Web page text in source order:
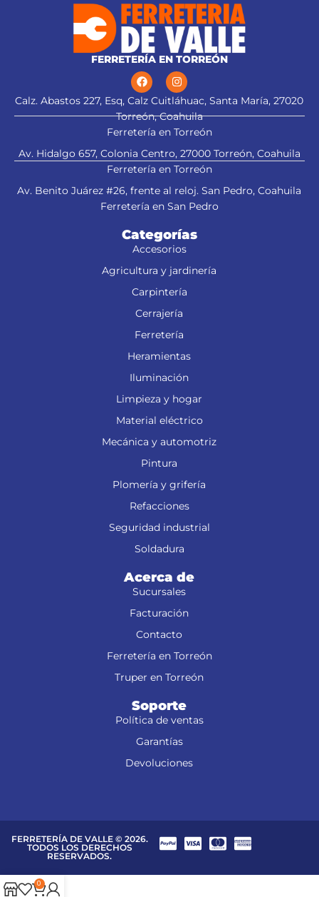
alt="Aplica a
esmeriladora" title="Aplica a
FERRETERÍA EN TORREÓN
Calz. Abastos 227, Esq, Calz Cuitláhuac, Santa María, 27020
Torreón, Coahuila
Ferretería en Torreón
Av. Hidalgo 657, Colonia Centro, 27000 Torreón, Coahuila
Ferretería en Torreón
Av. Benito Juárez #26, frente al reloj. San Pedro, Coahuila
Ferretería en San Pedro
Categorías
Accesorios
Agricultura y jardinería
Carpintería
Cerrajería
Ferretería
Heramientas
Iluminación
Limpieza y hogar
Material eléctrico
Mecánica y automotriz
Pintura
Plomería y grifería
Refacciones
Seguridad industrial
Soldadura
Acerca de
Sucursales
Facturación
Contacto
Ferretería en Torreón
Truper en Torreón
Soporte
Política de ventas
Garantías
Devoluciones
FERRETERÍA DE VALLE © 2026.
TODOS LOS DERECHOS
RESERVADOS.
0